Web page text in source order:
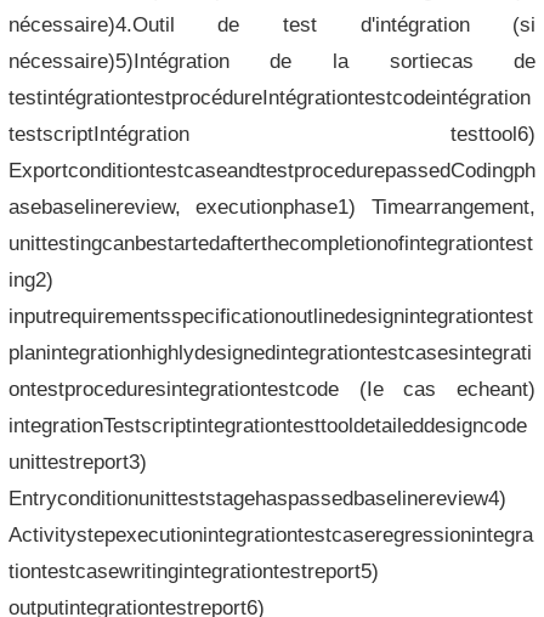
nécessaire)4.Outil de test d'intégration (si
nécessaire)5)Intégration de la sortiecas de
testintégrationtestprocédureIntégrationtestcodeintégration
testscriptIntégration testtool6)
ExportconditiontestcaseandtestprocedurepassedCodingph
asebaselinereview, executionphase1) Timearrangement,
unittestingcanbestartedafterthecompletionofintegrationtest
ing2)
inputrequirementsspecificationoutlinedesignintegrationtest
planintegrationhighlydesignedintegrationtestcasesintegrati
ontestproceduresintegrationtestcode (Ie cas echeant)
integrationTestscriptintegrationtesttooldetaileddesigncode
unittestreport3)
Entryconditionunitteststagehaspassedbaselinereview4)
Activitystepexecutionintegrationtestcaseregressionintegra
tiontestcasewritingintegrationtestreport5)
outputintegrationtestreport6)